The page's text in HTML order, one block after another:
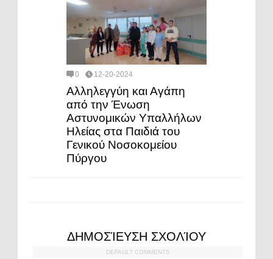
0 12-20-2024
Αλληλεγγύη και Αγάπη
από την Ένωση
Αστυνομικών Υπαλλήλων
Ηλείας στα Παιδιά του
Γενικού Νοσοκομείου
Πύργου
ΔΗΜΟΣΊΕΥΣΗ ΣΧΟΛΊΟΥ
DEFAULT COMMENTS